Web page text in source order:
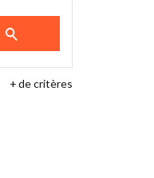
+de critères